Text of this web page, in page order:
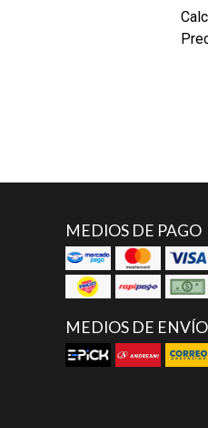
MEDIOS DE PAGO
MEDIOS DE ENVÍO